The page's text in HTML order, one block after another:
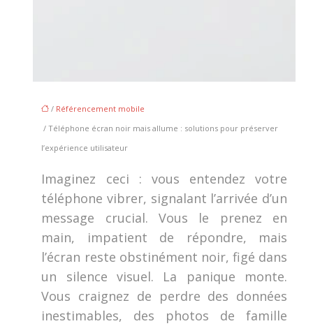
/ Référencement mobile
/ Téléphone écran noir mais allume : solutions pour préserver
l’expérience utilisateur
Imaginez ceci : vous entendez votre
téléphone vibrer, signalant l’arrivée d’un
message crucial. Vous le prenez en
main, impatient de répondre, mais
l’écran reste obstinément noir, figé dans
un silence visuel. La panique monte.
Vous craignez de perdre des données
inestimables, des photos de famille